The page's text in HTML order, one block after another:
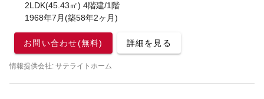
2LDK(45.43㎡) 4階建/1階
1968年7月(築58年2ヶ月)
お問い合わせ(無料) 詳細を見る
情報提供会社: サテライトホーム